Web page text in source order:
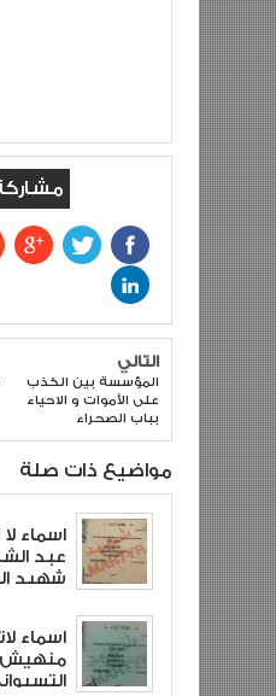
التالي
المؤسسة بين الكذب
على الأموات و الاحياء
بباب الصحراء
مواضيع ذات صلة
اسماء
عبد
شهيد
اسماء
منهيش